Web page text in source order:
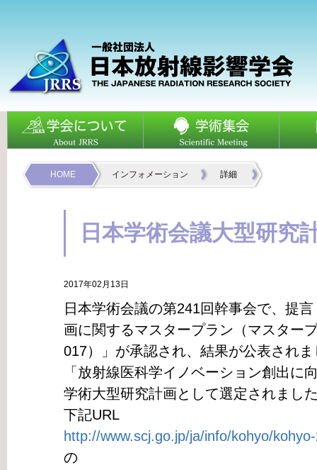
HOME インフォメーション 詳細
日本学術会議大型研究
2017年02月13日
日本学術会議の第241回幹事会で、提
画に関するマスタープラン（マスター
017）」が承認され、結果が公表されま
「放射線医科学イノベーション創出に
学術大型研究計画として選定されまし
下記URL
http://www.scj.go.jp/ja/info/kohyo/
の